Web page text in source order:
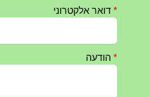
חרבות ברזל – הודעה 1 – 14.10.2023